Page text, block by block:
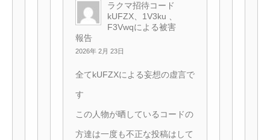
ラクマ招待コード
kUFZX、1V3ku 、
F3Vwqによる被害
報告
2026年 2月 23日
全てkUFZXによる妄想の虚言で
す
この人物が晒しているコードの
方達は一度も不正な投稿はして